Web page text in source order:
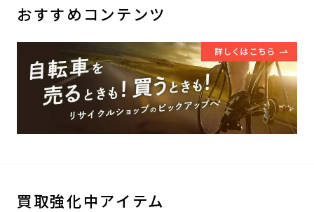
おすすめコンテンツ
買取強化中アイテム